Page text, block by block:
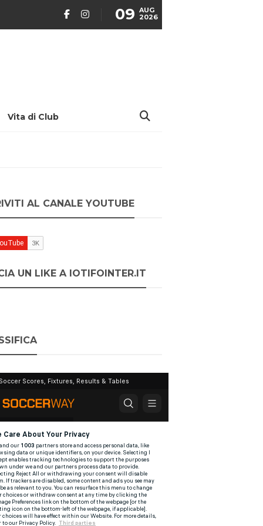
09 AUG
2026
Vita di Club
AL CANALE YOUTUBE
UN LIKE A IOTIFOINTER.IT